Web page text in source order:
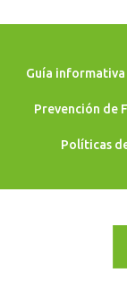
Guía
Prevención de
Políticas